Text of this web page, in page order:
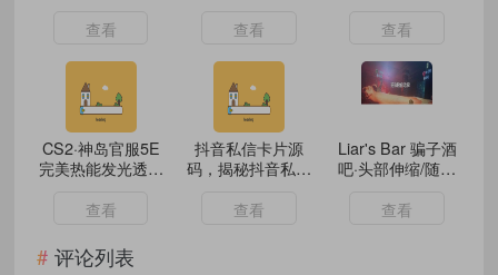
查看 查看 查看
CS2·神岛官服5E
完美热能发光透视
查看
抖音私信卡片源
码，揭秘抖音私信
技术原理
查看
Liar's Bar 骗子酒
吧·头部伸缩/随意
头/Mod辅助
查看
评论列表